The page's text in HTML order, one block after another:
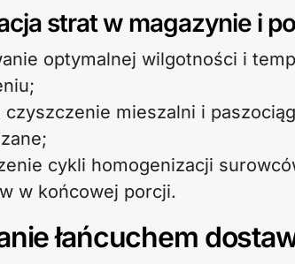
strat w magazynie i
optymalnej wilgotności i
czyszczenie mieszalni i
cykli homogenizacji
w końcowej porcji.
łańcuchem